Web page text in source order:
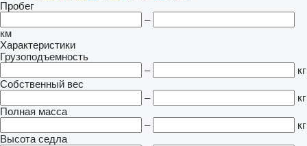
Пробег
–
км
Характеристики
Грузоподъемность
–
кг
Собственный вес
–
кг
Полная масса
–
кг
Высота седла